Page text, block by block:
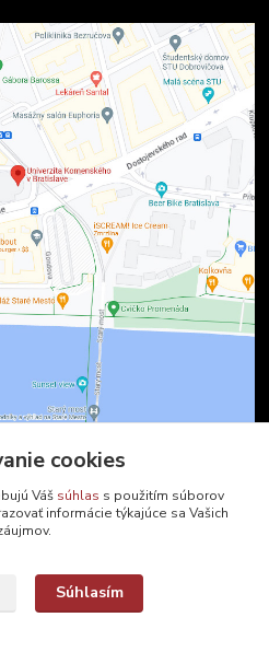
cookies
Váš súhlas s použitím súborov
informácie týkajúce sa Vašich
Súhlasím